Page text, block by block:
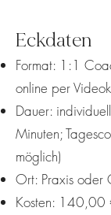
Eckdaten
Format: 1:1
online per
Dauer:
Minuten;
möglich)
Ort: Praxis oder
Kosten: 140,00